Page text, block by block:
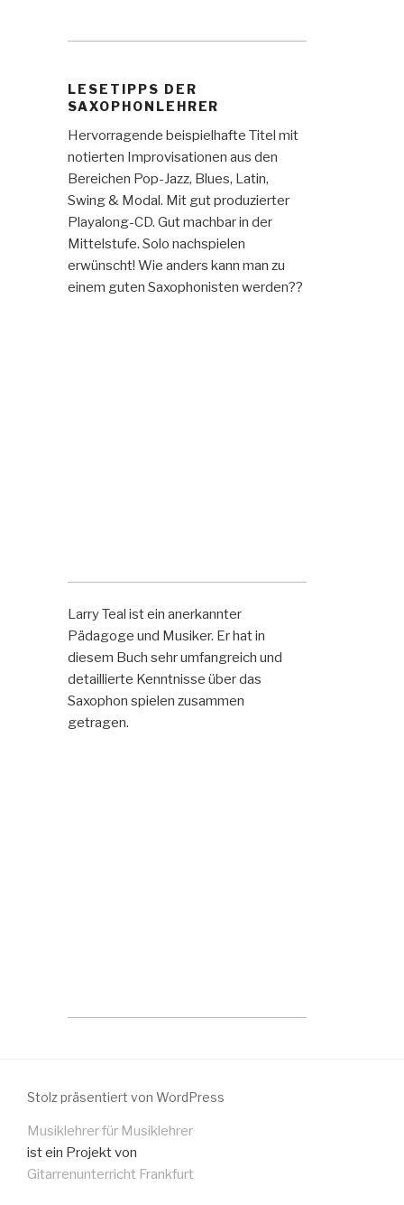
LESETIPPS DER
SAXOPHONLEHRER
Hervorragende beispielhafte Titel mit
notierten Improvisationen aus den
Bereichen Pop-Jazz, Blues, Latin,
Swing & Modal. Mit gut produzierter
Playalong-CD. Gut machbar in der
Mittelstufe. Solo nachspielen
erwünscht! Wie anders kann man zu
einem guten Saxophonisten werden??
Larry Teal ist ein anerkannter
Pädagoge und Musiker. Er hat in
diesem Buch sehr umfangreich und
detaillierte Kenntnisse über das
Saxophon spielen zusammen
getragen.
Stolz präsentiert von WordPress
Musiklehrer für Musiklehrer
ist ein Projekt von
Gitarrenunterricht Frankfurt